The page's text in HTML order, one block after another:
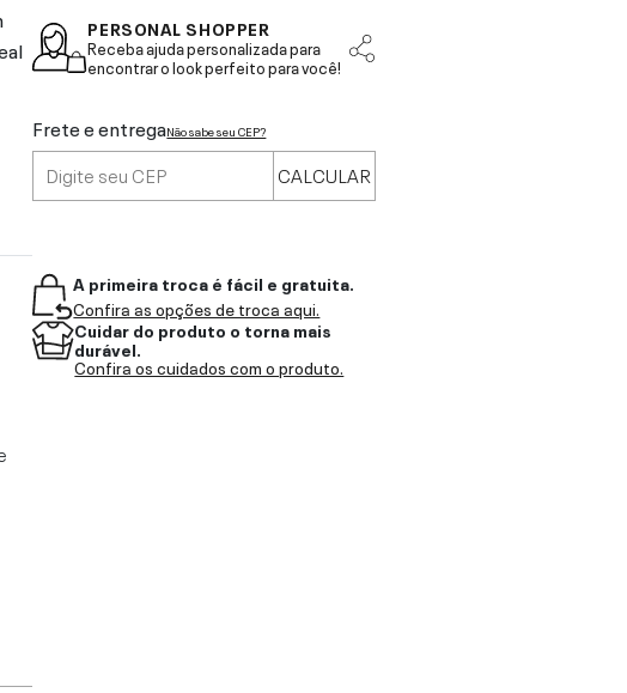
PERSONAL SHOPPER
Receba ajuda personalizada para
encontrar o look perfeito para você!
Frete e entregaNão sabe seu CEP?
CALCULAR
A primeira troca é fácil e gratuita.
Confira as opções de troca aqui.
Cuidar do produto o torna mais
durável.
Confira os cuidados com o produto.